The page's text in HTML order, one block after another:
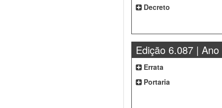
Decreto
Edição 6.087 | Ano
Errata
Portaria